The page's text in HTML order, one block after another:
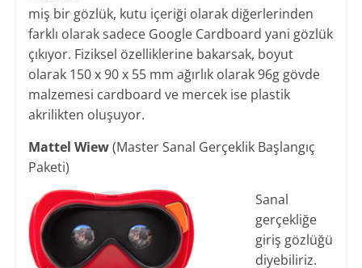
miş bir gözlük, kutu içeriği olarak diğerlerinden
farklı olarak sadece Google Cardboard yani gözlük
çıkıyor. Fiziksel özelliklerine bakarsak, boyut
olarak 150 x 90 x 55 mm ağırlık olarak 96g gövde
malzemesi cardboard ve mercek ise plastik
akrilikten oluşuyor.
Mattel Wiew(Master Sanal Gerçeklik Başlangıç
Paketi)
Sanal
gerçekliğe
giriş gözlüğü
diyebiliriz.